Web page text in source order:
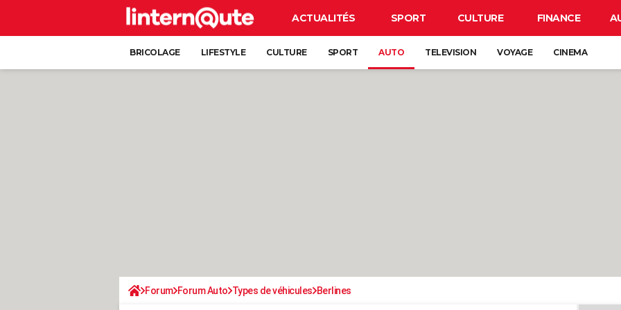
ACTUALITÉS SPORT CULTURE FINANCE
BRICOLAGE LIFESTYLE CULTURE SPORT AUTO TELEVISION VOYAGE CINEMA
Forum Forum Auto Types de véhicules Berlines